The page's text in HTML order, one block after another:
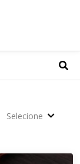
Selecione